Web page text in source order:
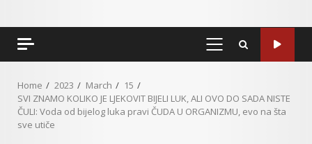
PRIMARY
Home 2023 March
15
SVI ZNAMO KOLIKO JE LJEKOVIT BIJELI LUK, ALI OVO DO SADA NISTE
ČULI: Voda od bijelog luka pravi ČUDA U ORGANIZMU, evo na šta
sve utiče